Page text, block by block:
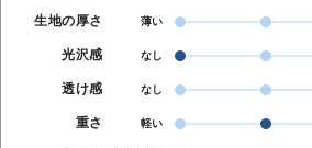
生地の厚さ 薄い
光沢感 なし
透け感 なし
重さ 軽い